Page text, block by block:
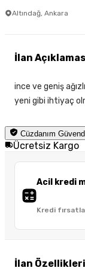
Altındağ, Ankara
Cüzdanım
Ücretsiz Kargo
Acil kredi
Kredi
İlan Özellikleri
İlan
ince ve geniş
yeni gibi ihtiyaç